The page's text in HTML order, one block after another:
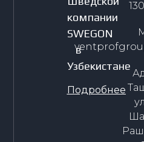
компании
SWEGON
в
Узбекистане
Подробнее